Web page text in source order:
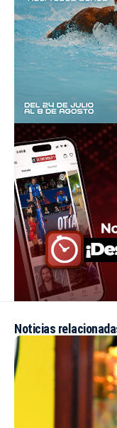
Noticias